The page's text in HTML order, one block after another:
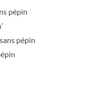
pépin
pépin